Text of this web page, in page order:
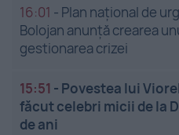
16:01 - Plan național de
Bolojan anunță crearea
gestionarea crizei
15:51 - Povestea lui
făcut celebri micii de la
de ani